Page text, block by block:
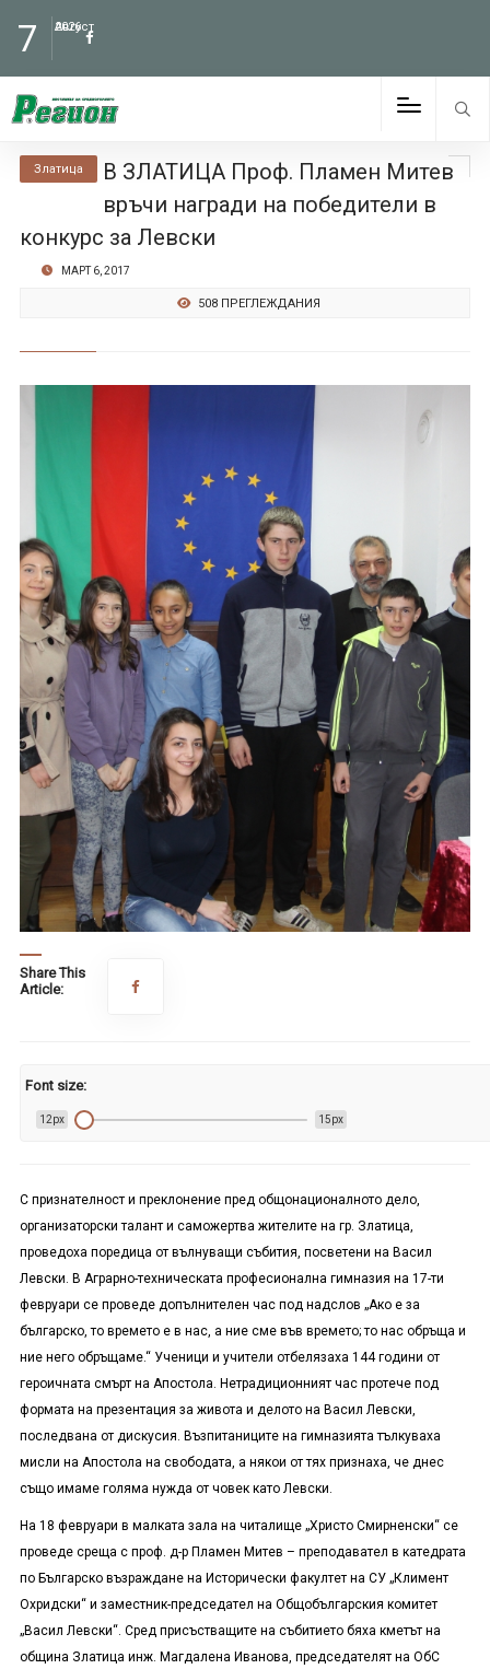
7 Август
2026
Златица
В ЗЛАТИЦА Проф. Пламен Митев
връчи награди на победители в
конкурс за Левски
МАРТ 6, 2017
508 ПРЕГЛЕЖДАНИЯ
Share This
Article:
Font size:
12px 15px
С признателност и преклонение пред общонационалното дело,
организаторски талант и саможертва жителите на гр. Златица,
проведоха поредица от вълнуващи събития, посветени на Васил
Левски. В Аграрно-техническата професионална гимназия на 17-ти
февруари се проведе допълнителен час под надслов „Ако е за
българско, то времето е в нас, а ние сме във времето; то нас обръща и
ние него обръщаме.“ Ученици и учители отбелязаха 144 години от
героичната смърт на Апостола. Нетрадиционният час протече под
формата на презентация за живота и делото на Васил Левски,
последвана от дискусия. Възпитаниците на гимназията тълкуваха
мисли на Апостола на свободата, а някои от тях признаха, че днес
също имаме голяма нужда от човек като Левски.
На 18 февруари в малката зала на читалище „Христо Смирненски“ се
проведе среща с проф. д-р Пламен Митев – преподавател в катедрата
по Българско възраждане на Исторически факултет на СУ „Климент
Охридски“ и заместник-председател на Общобългарския комитет
„Васил Левски“. Сред присъстващите на събитието бяха кметът на
община Златица инж. Магдалена Иванова, председателят на ОбС